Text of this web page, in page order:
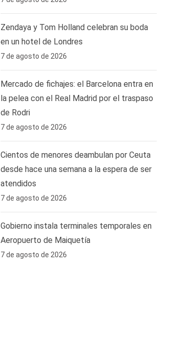
Zendaya y Tom Holland celebran su boda
en un hotel de Londres
7 de agosto de 2026
Mercado de fichajes: el Barcelona entra en
la pelea con el Real Madrid por el traspaso
de Rodri
7 de agosto de 2026
Cientos de menores deambulan por Ceuta
desde hace una semana a la espera de ser
atendidos
7 de agosto de 2026
Gobierno instala terminales temporales en
Aeropuerto de Maiquetía
7 de agosto de 2026